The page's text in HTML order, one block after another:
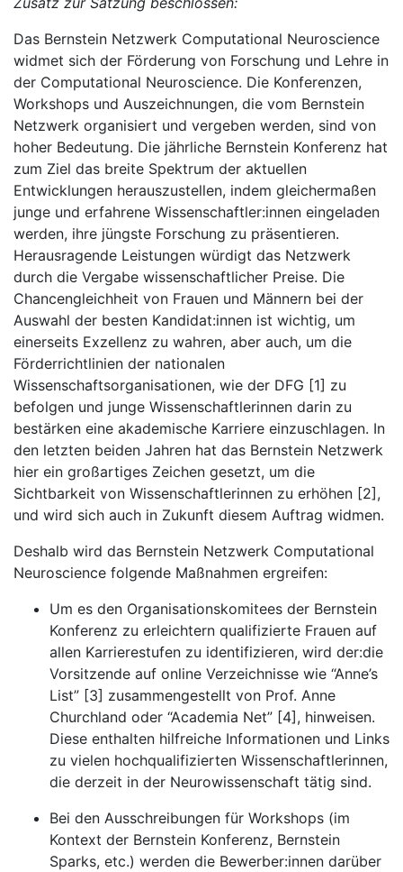
Das Bernstein Netzwerk Computational Neuroscience
widmet sich der Förderung von Forschung und Lehre in
der Computational Neuroscience. Die Konferenzen,
Workshops und Auszeichnungen, die vom Bernstein
Netzwerk organisiert und vergeben werden, sind von
hoher Bedeutung. Die jährliche Bernstein Konferenz hat
zum Ziel das breite Spektrum der aktuellen
Entwicklungen herauszustellen, indem gleichermaßen
junge und erfahrene Wissenschaftler:innen eingeladen
werden, ihre jüngste Forschung zu präsentieren.
Herausragende Leistungen würdigt das Netzwerk
durch die Vergabe wissenschaftlicher Preise. Die
Chancengleichheit von Frauen und Männern bei der
Auswahl der besten Kandidat:innen ist wichtig, um
einerseits Exzellenz zu wahren, aber auch, um die
Förderrichtlinien der nationalen
Wissenschaftsorganisationen, wie der DFG [1] zu
befolgen und junge Wissenschaftlerinnen darin zu
bestärken eine akademische Karriere einzuschlagen. In
den letzten beiden Jahren hat das Bernstein Netzwerk
hier ein großartiges Zeichen gesetzt, um die
Sichtbarkeit von Wissenschaftlerinnen zu erhöhen [2],
und wird sich auch in Zukunft diesem Auftrag widmen.
Deshalb wird das Bernstein Netzwerk Computational
Neuroscience folgende Maßnahmen ergreifen:
Um es den Organisationskomitees der Bernstein
Konferenz zu erleichtern qualifizierte Frauen auf
allen Karrierestufen zu identifizieren, wird der:die
Vorsitzende auf online Verzeichnisse wie “Anne’s
List” [3] zusammengestellt von Prof. Anne
Churchland oder “Academia Net” [4], hinweisen.
Diese enthalten hilfreiche Informationen und Links
zu vielen hochqualifizierten Wissenschaftlerinnen,
die derzeit in der Neurowissenschaft tätig sind.
Bei den Ausschreibungen für Workshops (im
Kontext der Bernstein Konferenz, Bernstein
Sparks, etc.) werden die Bewerber:innen darüber